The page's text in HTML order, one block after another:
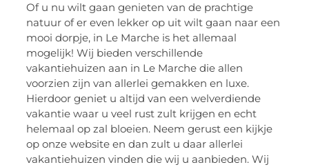
Of u nu wilt gaan genieten van de prachtige
natuur of er even lekker op uit wilt gaan naar een
mooi dorpje, in Le Marche is het allemaal
mogelijk! Wij bieden verschillende
vakantiehuizen aan in Le Marche die allen
voorzien zijn van allerlei gemakken en luxe.
Hierdoor geniet u altijd van een welverdiende
vakantie waar u veel rust zult krijgen en echt
helemaal op zal bloeien. Neem gerust een kijkje
op onze website en dan zult u daar allerlei
vakantiehuizen vinden die wij u aanbieden. Wij